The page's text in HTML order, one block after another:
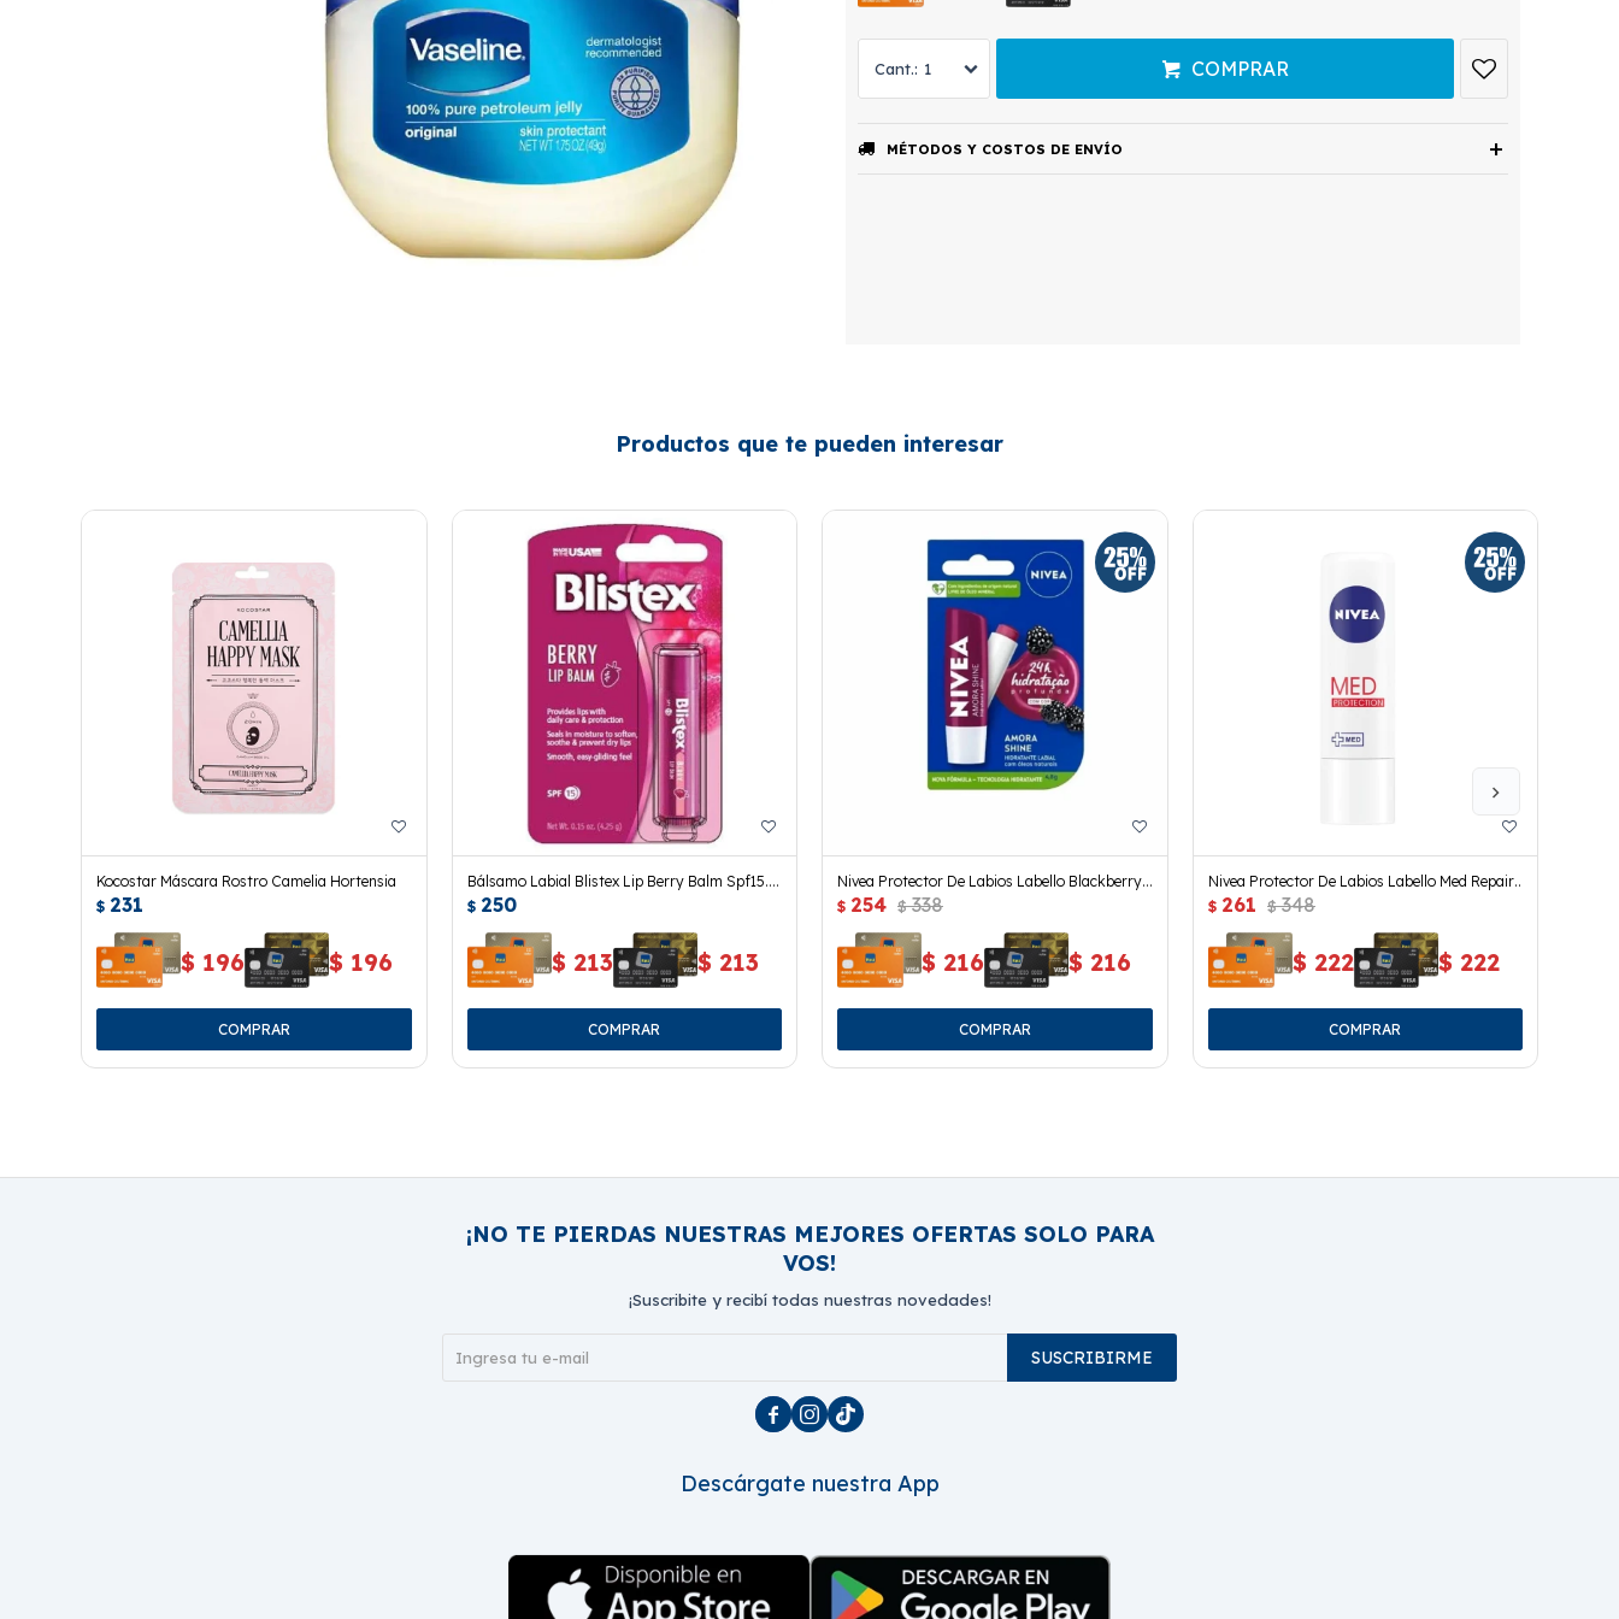
1 COMPRAR
MÉTODOS Y COSTOS DE ENVÍO
Productos que te pueden interesar
Kocostar Máscara Rostro Camelia Hortensia
$ 231
$ 196 $ 196
Bálsamo Labial Blistex Lip Berry Balm Spf15.
4,25grs.
$ 250
$ 213 $ 213
Nivea Protector De Labios Labello Blackberry
4.8 Grs
$ 254 $ 338
$ 216 $ 216
Nivea Protector De Labios Labello Med Repair
Spf 15. 4.8 Grs.
$ 261 $ 348
$ 222 $ 222
¡NO TE PIERDAS NUESTRAS MEJORES OFERTAS SOLO PARA
VOS!
¡Suscribite y recibí todas nuestras novedades!
SUSCRIBIRME
  
Descárgate nuestra App